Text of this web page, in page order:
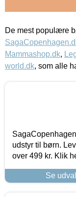
De mest populære
Mammashop.dk,
world.dk, som alle
udstyr til børn.
over 499 kr. Klik
Se